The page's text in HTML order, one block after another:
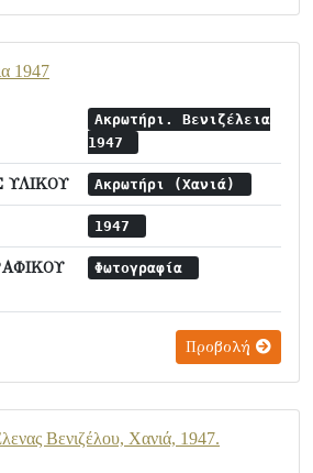
1947
Ακρωτήρι. Βενιζέλεια
1947
Ακρωτήρι (Χανιά)
1947
Φωτογραφία
Προβολή
Βενιζέλου, Χανιά, 1947.